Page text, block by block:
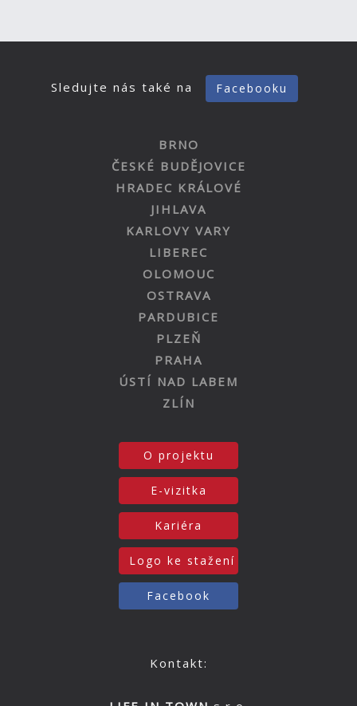
Sledujte nás také na Facebooku
BRNO
ČESKÉ BUDĚJOVICE
HRADEC KRÁLOVÉ
JIHLAVA
KARLOVY VARY
LIBEREC
OLOMOUC
OSTRAVA
PARDUBICE
PLZEŇ
PRAHA
ÚSTÍ NAD LABEM
ZLÍN
O projektu
E-vizitka
Kariéra
Logo ke stažení
Facebook
Kontakt: